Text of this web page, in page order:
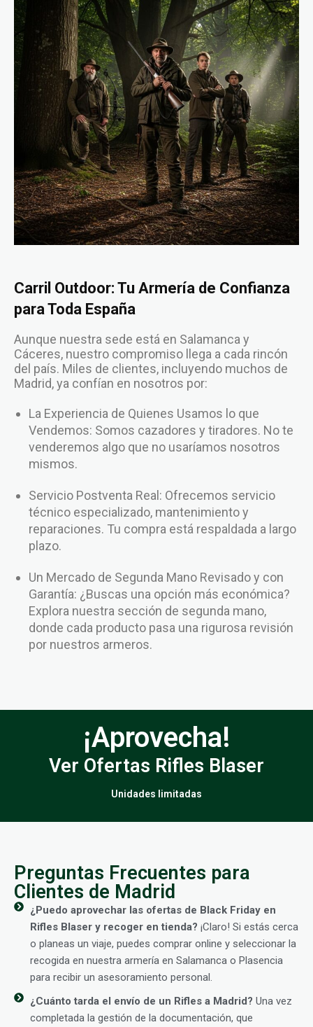
Carril Outdoor: Tu Armería de Confianza
para Toda España
Aunque nuestra sede está en Salamanca y
Cáceres, nuestro compromiso llega a cada rincón
del país. Miles de clientes, incluyendo muchos de
Madrid, ya confían en nosotros por:
La Experiencia de Quienes Usamos lo que
Vendemos: Somos cazadores y tiradores. No te
venderemos algo que no usaríamos nosotros
mismos.
Servicio Postventa Real: Ofrecemos servicio
técnico especializado, mantenimiento y
reparaciones. Tu compra está respaldada a largo
plazo.
Un Mercado de Segunda Mano Revisado y con
Garantía: ¿Buscas una opción más económica?
Explora nuestra sección de segunda mano,
donde cada producto pasa una rigurosa revisión
por nuestros armeros.
¡Aprovecha!
Ver Ofertas Rifles Blaser
Unidades limitadas
Preguntas Frecuentes para
Clientes de Madrid
¿Puedo aprovechar las ofertas de Black Friday en
Rifles Blaser y recoger en tienda? ¡Claro! Si estás cerca
o planeas un viaje, puedes comprar online y seleccionar la
recogida en nuestra armería en Salamanca o Plasencia
para recibir un asesoramiento personal.
¿Cuánto tarda el envío de un Rifles a Madrid? Una vez
completada la gestión de la documentación, que